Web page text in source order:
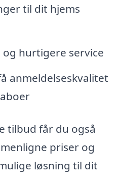
til dit hjems
hurtigere service
anmeldelseskvalitet
tilbud får du også
priser og
løsning til dit